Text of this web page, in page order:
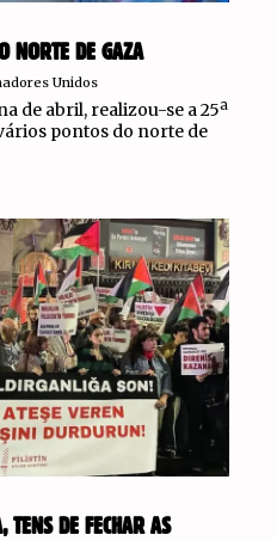
NORTE DE GAZA
Unidos
de abril, realizou-se a 25ª
pontos do norte de
TENS DE FECHAR AS